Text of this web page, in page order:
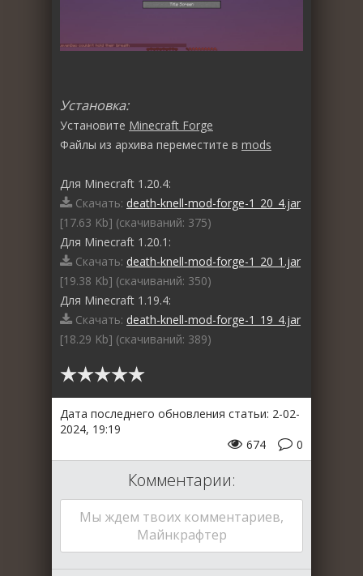
Установка:
Установите Minecraft Forge
Файлы из архива переместите в mods
Для Minecraft 1.20.4:
Скачать: death-knell-mod-forge-1_20_4.jar
[17.63 Kb] (cкачиваний: 375)
Для Minecraft 1.20.1:
Скачать: death-knell-mod-forge-1_20_1.jar
[19.38 Kb] (cкачиваний: 350)
Для Minecraft 1.19.4:
Скачать: death-knell-mod-forge-1_19_4.jar
[18.29 Kb] (cкачиваний: 389)
Дата последнего обновления статьи: 2-02-
2024, 19:19
0
674
Комментарии:
Мы ждем твоих комментариев,
Майнкрафтер